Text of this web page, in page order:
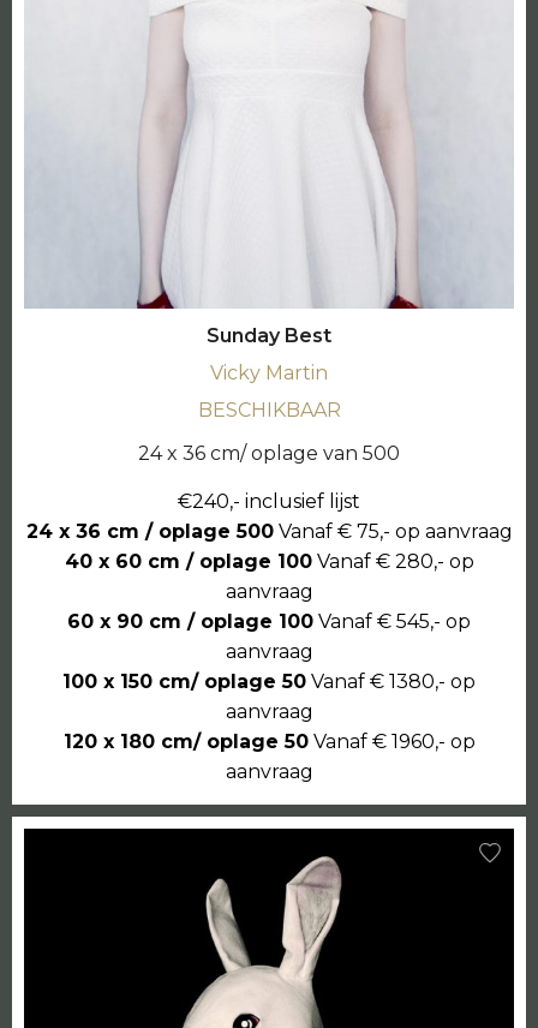
Sunday Best
Vicky Martin
BESCHIKBAAR
24 x 36 cm/ oplage van 500
€240,- inclusief lijst
24 x 36 cm / oplage 500Vanaf € 75,- op aanvraag
40 x 60 cm / oplage 100Vanaf € 280,- op
aanvraag
60 x 90 cm / oplage 100 Vanaf € 545,- op
aanvraag
100 x 150 cm/ oplage 50 Vanaf € 1380,- op
aanvraag
120 x 180 cm/ oplage 50Vanaf € 1960,- op
aanvraag